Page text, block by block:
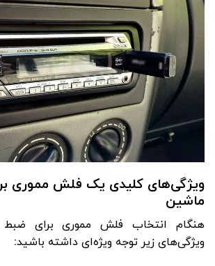
ویژگی‌های کلیدی یک فلش مموری
ماشین
هنگام انتخاب فلش مموری برای ضبط
ویژگی‌های زیر توجه ویژه‌ای داشته باشید: